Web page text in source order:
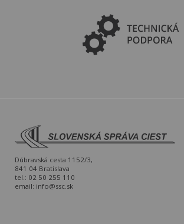
Dúbravská cesta 1152/3,
841 04 Bratislava
tel.: 02 50 255 110
email: info@ssc.sk